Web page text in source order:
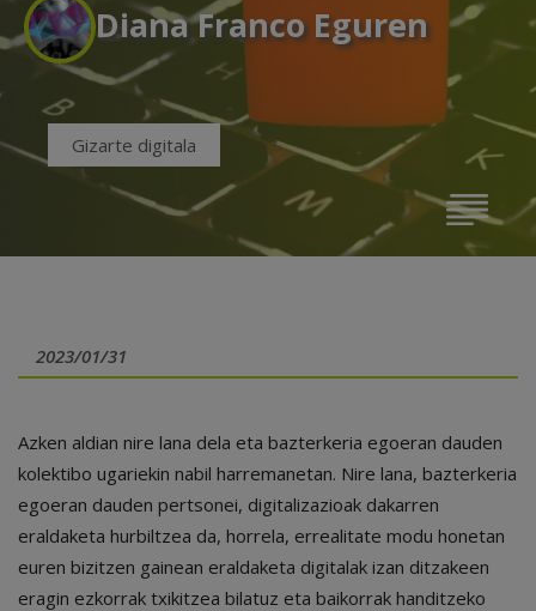
Diana Franco Eguren
Gizarte digitala
2023/01/31
Azken aldian nire lana dela eta bazterkeria egoeran dauden
kolektibo ugariekin nabil harremanetan. Nire lana, bazterkeria
egoeran dauden pertsonei, digitalizazioak dakarren
eraldaketa hurbiltzea da, horrela, errealitate modu honetan
euren bizitzen gainean eraldaketa digitalak izan ditzakeen
eragin ezkorrak txikitzea bilatuz eta baikorrak handitzeko